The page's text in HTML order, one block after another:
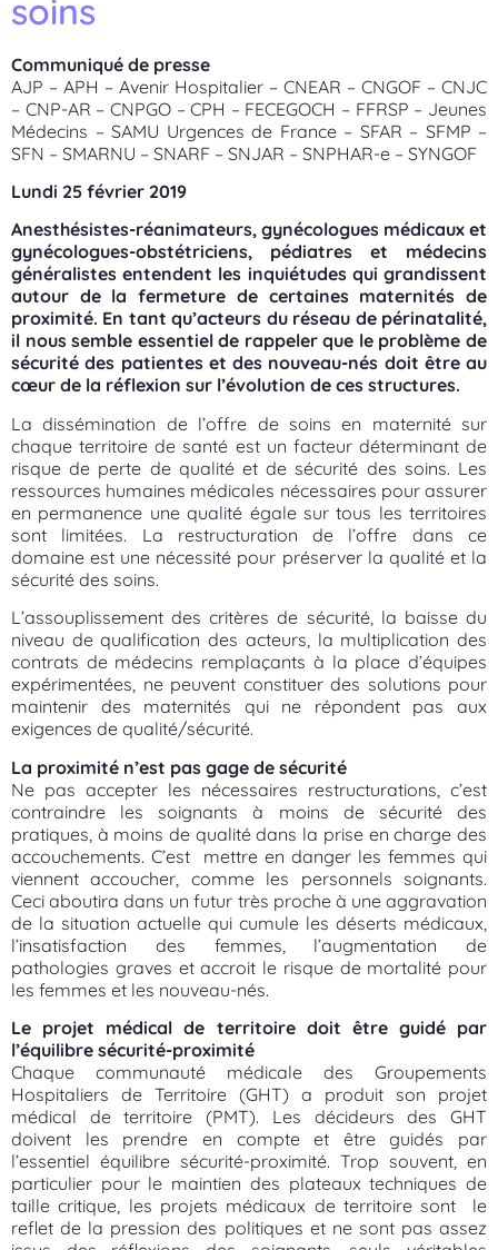
soins
Communiqué de presse
AJP – APH – Avenir Hospitalier – CNEAR – CNGOF – CNJC
– CNP-AR – CNPGO – CPH – FECEGOCH – FFRSP – Jeunes
Médecins – SAMU Urgences de France – SFAR – SFMP –
SFN – SMARNU – SNARF – SNJAR – SNPHAR-e – SYNGOF
Lundi 25 février 2019
Anesthésistes-réanimateurs, gynécologues médicaux et
gynécologues-obstétriciens, pédiatres et médecins
généralistes entendent les inquiétudes qui grandissent
autour de la fermeture de certaines maternités de
proximité. En tant qu’acteurs du réseau de périnatalité,
il nous semble essentiel de rappeler que le problème de
sécurité des patientes et des nouveau-nés doit être au
cœur de la réflexion sur l’évolution de ces structures.
La dissémination de l’offre de soins en maternité sur
chaque territoire de santé est un facteur déterminant de
risque de perte de qualité et de sécurité des soins. Les
ressources humaines médicales nécessaires pour assurer
en permanence une qualité égale sur tous les territoires
sont limitées. La restructuration de l’offre dans ce
domaine est une nécessité pour préserver la qualité et la
sécurité des soins.
L’assouplissement des critères de sécurité, la baisse du
niveau de qualification des acteurs, la multiplication des
contrats de médecins remplaçants à la place d’équipes
expérimentées, ne peuvent constituer des solutions pour
maintenir des maternités qui ne répondent pas aux
exigences de qualité/sécurité.
La proximité n’est pas gage de sécurité
Ne pas accepter les nécessaires restructurations, c’est
contraindre les soignants à moins de sécurité des
pratiques, à moins de qualité dans la prise en charge des
accouchements. C’est mettre en danger les femmes qui
viennent accoucher, comme les personnels soignants.
Ceci aboutira dans un futur très proche à une aggravation
de la situation actuelle qui cumule les déserts médicaux,
l’insatisfaction des femmes, l’augmentation de
pathologies graves et accroit le risque de mortalité pour
les femmes et les nouveau-nés.
Le projet médical de territoire doit être guidé par
l’équilibre sécurité-proximité
Chaque communauté médicale des Groupements
Hospitaliers de Territoire (GHT) a produit son projet
médical de territoire (PMT). Les décideurs des GHT
doivent les prendre en compte et être guidés par
l’essentiel équilibre sécurité-proximité. Trop souvent, en
particulier pour le maintien des plateaux techniques de
taille critique, les projets médicaux de territoire sont le
reflet de la pression des politiques et ne sont pas assez